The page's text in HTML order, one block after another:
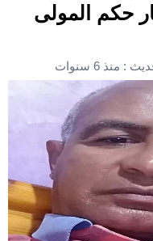
حكم المولى
: منذ 6 سنوات